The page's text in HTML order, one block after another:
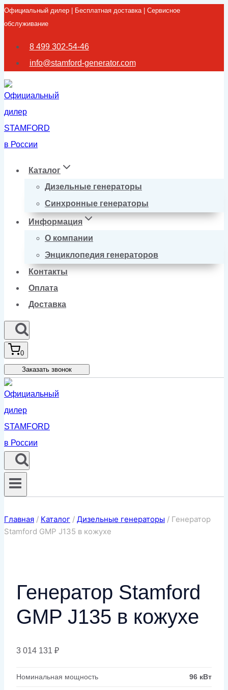
Перейти
к
содержимому
Официальный дилер | Бесплатная доставка | Сервисное
обслуживание
8 499 302-54-46
info@stamford-generator.com
Каталог
Дизельные генераторы
Синхронные генераторы
Информация
О компании
Энциклопедия генераторов
Контакты
Оплата
Доставка
0
Заказать звонок
Главная / Каталог / Дизельные генераторы / Генератор
Stamford GMP J135 в кожухе
Генератор Stamford
GMP J135 в кожухе
3 014 131 ₽
Номинальная мощность 96 кВт